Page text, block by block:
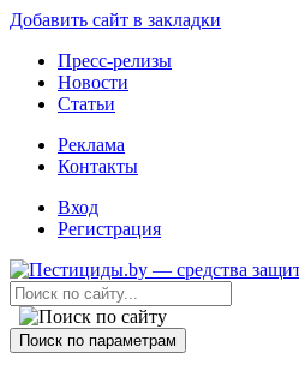
Добавить сайт в закладки
Пресс-релизы
Новости
Статьи
Реклама
Контакты
Вход
Регистрация
Поиск по параметрам